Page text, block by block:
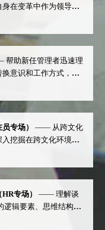
在变革中作为领导者
速理
意识和工作方式，做
专场） —— 从跨文化
挖掘在跨文化环境中
自身的工作方式及习
专场） —— 理解谈
逻辑要素、思维结构以
通过实践，体验谈判